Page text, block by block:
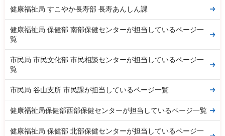
健康福祉局 すこやか長寿部 長寿あんしん課
健康福祉局 保健部 南部保健センターが担当しているページ一
覧
市民局 市民文化部 市民相談センターが担当しているページ一
覧
市民局 谷山支所 市民課が担当しているページ一覧
健康福祉局保健部西部保健センターが担当しているページ一覧
健康福祉局 保健部 北部保健センターが担当しているページ一